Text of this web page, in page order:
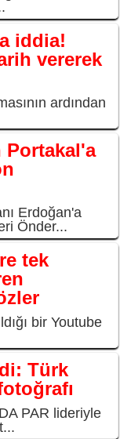
iddia!
vererek
ardından
Portakal'a
Erdoğan'a
Önder...
tek
bir Youtube
Türk
PAR lideriyle